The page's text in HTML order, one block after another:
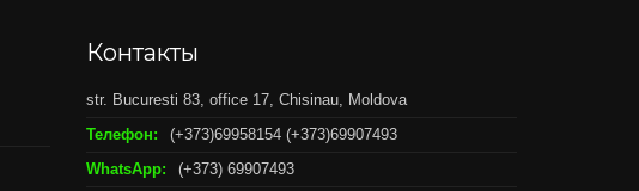
Контакты
str. Bucuresti 83, office 17, Chisinau, Moldova
Телефон:
(+373)69958154 (+373)69907493
WhatsApp:
(+373) 69907493